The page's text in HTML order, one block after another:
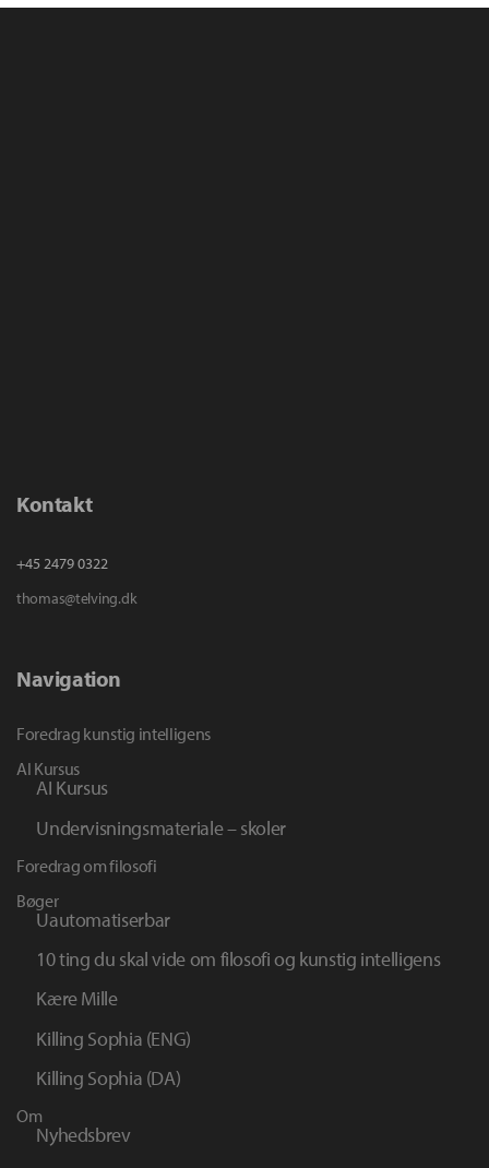
Kontakt
+45 2479 0322
thomas@telving.dk
Navigation
Foredrag kunstig intelligens
AI Kursus
AI Kursus
Undervisningsmateriale – skoler
Foredrag om filosofi
Bøger
Uautomatiserbar
10 ting du skal vide om filosofi og kunstig intelligens
Kære Mille
Killing Sophia (ENG)
Killing Sophia (DA)
Om
Nyhedsbrev